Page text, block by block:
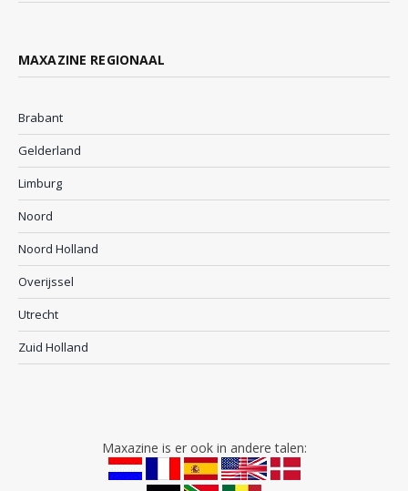
MAXAZINE REGIONAAL
Brabant
Gelderland
Limburg
Noord
Noord Holland
Overijssel
Utrecht
Zuid Holland
Maxazine is er ook in andere talen: